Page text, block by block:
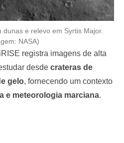
dunas e relevo em Syrtis Major.
NASA)
registra imagens de alta
desde crateras de
gelo, fornecendo um contexto
e meteorologia marciana.